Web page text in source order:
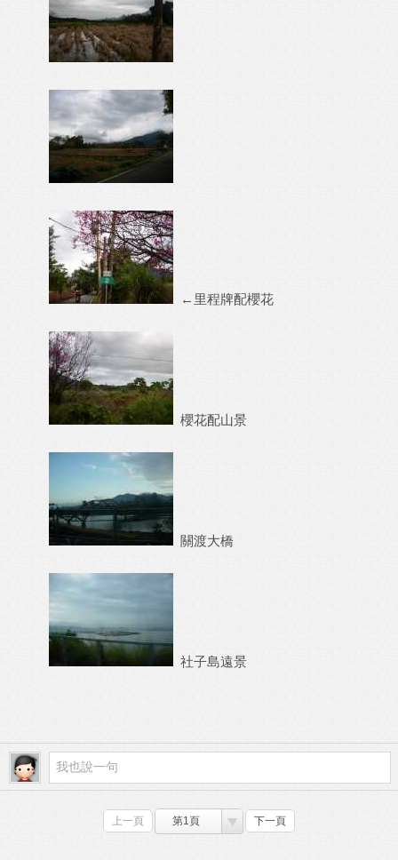
←里程牌配櫻花
櫻花配山景
關渡大橋
社子島遠景
上一頁 第1頁 下一頁